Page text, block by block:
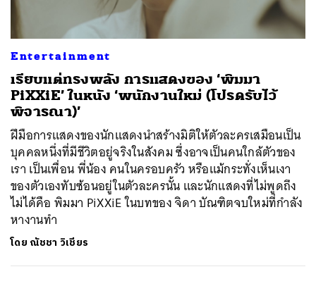
Entertainment
เรียบแต่ทรงพลัง การแสดงของ ‘พิมมา
PiXXiE’ ในหนัง ‘พนักงานใหม่ (โปรดรับไว้
พิจารณา)’
ฝีมือการแสดงของนักแสดงนำสร้างมิติให้ตัวละครเสมือนเป็น
บุคคลหนึ่งที่มีชีวิตอยู่จริงในสังคม ซึ่งอาจเป็นคนใกล้ตัวของ
เรา เป็นเพื่อน พี่น้อง คนในครอบครัว หรือแม้กระทั่งเห็นเงา
ของตัวเองทับซ้อนอยู่ในตัวละครนั้น และนักแสดงที่ไม่พูดถึง
ไม่ได้คือ พิมมา PiXXiE ในบทของ จิดา บัณฑิตจบใหม่ที่กำลัง
หางานทำ
โดย ณัชชา วิเชียร
SHARE